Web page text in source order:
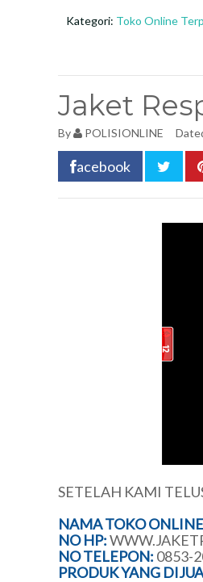
Kategori: Toko Online
Jaket
By POLISIONLINE
acebook
SETELAH KAMI
NAMA TOKO
NO HP:
NO TELEPON: 0853-
PRODUK YANG